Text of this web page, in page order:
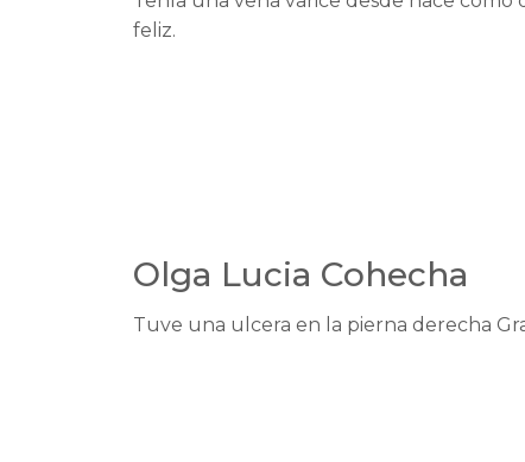
feliz.
Olga Lucia Cohecha
Tuve una ulcera en la pierna derecha